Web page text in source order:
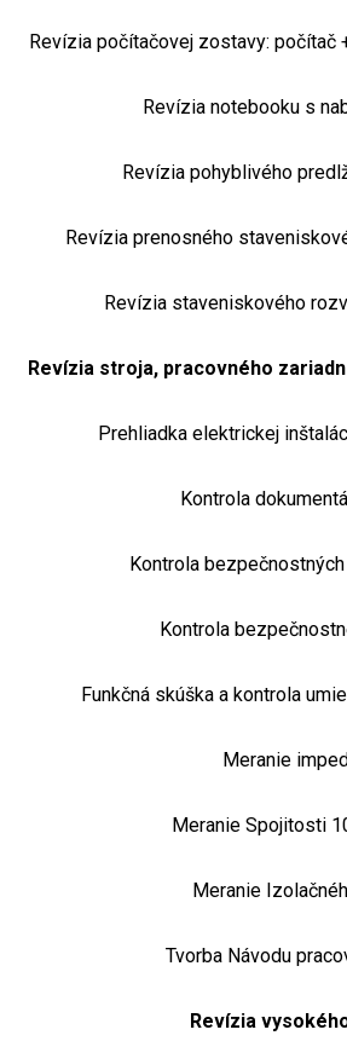
Revízia počítačovej zostavy: počítač
Revízia notebooku s
Revízia pohyblivého
Revízia prenosného
Revízia staveniskového
Revízia stroja, pracovného
Prehliadka elektrickej
Kontrola
Kontrola
Kontrola
Funkčná skúška a kontrola
Meranie
Meranie Spojitosti
Meranie
Tvorba Návodu
Revízia